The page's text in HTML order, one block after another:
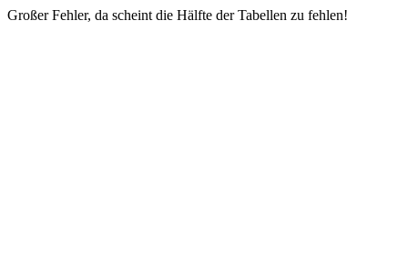
Großer Fehler, da scheint die Hälfte der Tabellen zu fehlen!